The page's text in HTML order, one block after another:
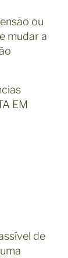
ou
mudar a
EM
de